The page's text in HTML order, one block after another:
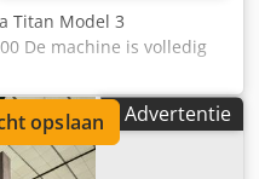
Titan Model 3
De machine is volledig
Titan staat synoniem
machine in zijn klasse.
830×1200 mm Formaat
6900 kg
900-1400/u
Advertentie
opslaan